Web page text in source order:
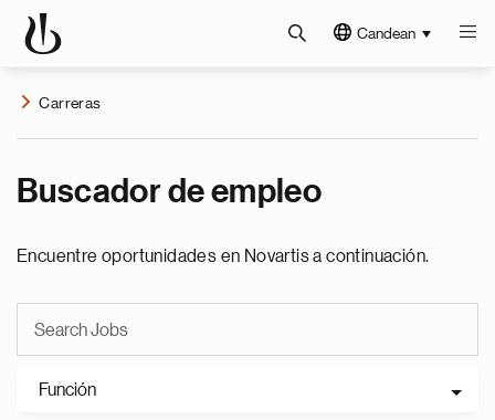
Candean
Carreras
Buscador de empleo
Encuentre oportunidades en Novartis a continuación.
Función